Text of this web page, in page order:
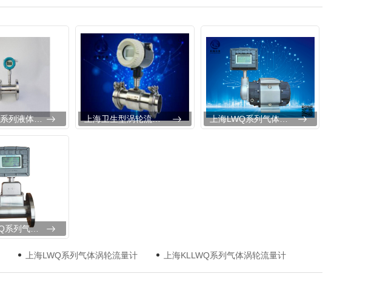
上海LWGY系列液体涡轮流量计 上海卫生型涡轮流量计 上海LWQ系列气体涡轮流量计
上海KLLWQ系列气体涡轮流量计
上海LWQ系列气体涡轮流量计 上海KLLWQ系列气体涡轮流量计